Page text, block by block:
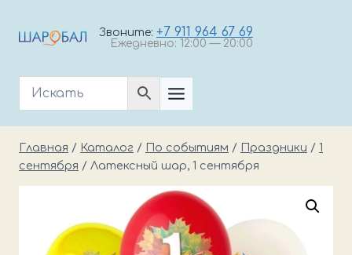
Звоните: +7 911 964 67 69
Ежедневно: 12:00 — 20:00
Главная / Каталог / По событиям / Праздники / 1
сентября / Латексный шар, 1 сентября